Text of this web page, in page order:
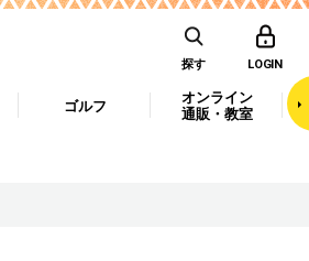
探す LOGIN
ゴルフ
オンライン
通販・教室